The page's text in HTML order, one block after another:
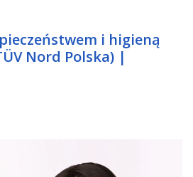
i higieną
Nord Polska) |